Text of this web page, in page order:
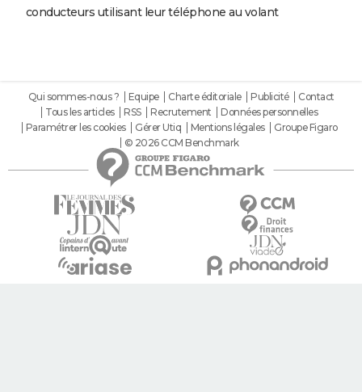
conducteurs utilisant leur téléphone au volant
Qui sommes-nous ? Equipe Charte éditoriale Publicité
Contact
Tous les articles
RSS Recrutement
Données personnelles
Paramétrer les cookies
Gérer Utiq Mentions légales
Groupe Figaro
© 2026 CCM Benchmark